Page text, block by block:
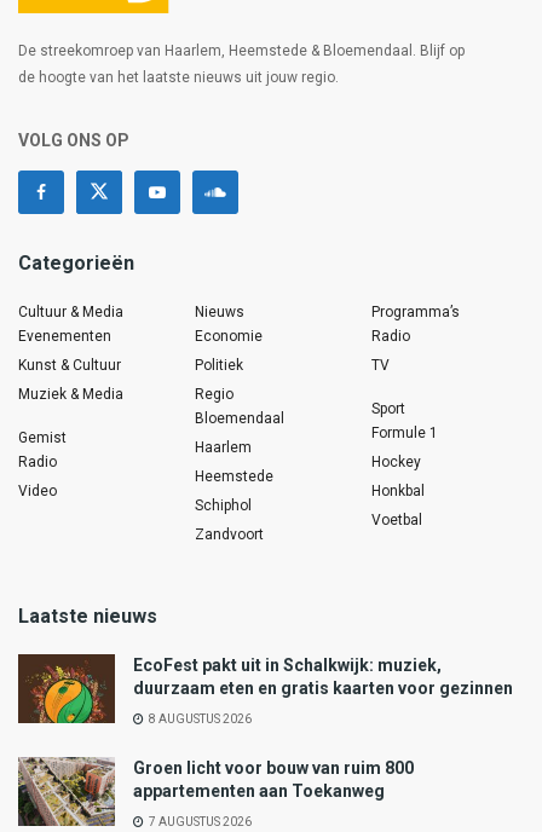
De streekomroep van Haarlem, Heemstede & Bloemendaal. Blijf op
de hoogte van het laatste nieuws uit jouw regio.
VOLG ONS OP
Categorieën
Cultuur & Media
Evenementen
Kunst & Cultuur
Muziek & Media
Gemist
Radio
Video
Nieuws
Economie
Politiek
Regio
Bloemendaal
Haarlem
Heemstede
Schiphol
Zandvoort
Programma’s
Radio
TV
Sport
Formule 1
Hockey
Honkbal
Voetbal
Laatste nieuws
EcoFest pakt uit in Schalkwijk: muziek,
duurzaam eten en gratis kaarten voor gezinnen
8 AUGUSTUS 2026
Groen licht voor bouw van ruim 800
appartementen aan Toekanweg
7 AUGUSTUS 2026